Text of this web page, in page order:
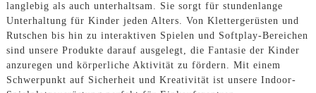
langlebig als auch unterhaltsam. Sie sorgt für stundenlange
Unterhaltung für Kinder jeden Alters. Von Klettergerüsten und
Rutschen bis hin zu interaktiven Spielen und Softplay-Bereichen
sind unsere Produkte darauf ausgelegt, die Fantasie der Kinder
anzuregen und körperliche Aktivität zu fördern. Mit einem
Schwerpunkt auf Sicherheit und Kreativität ist unsere Indoor-